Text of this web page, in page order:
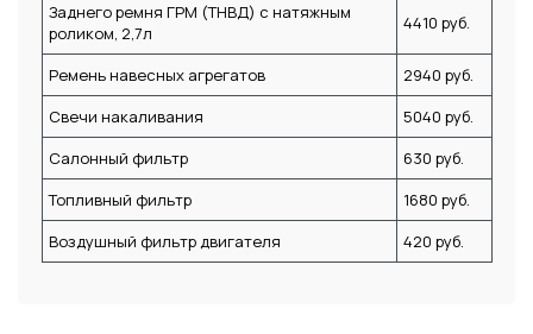
Заднего ремня ГРМ (ТНВД) с натяжным
роликом, 2,7л
4410 руб.
Ремень навесных агрегатов
2940 руб.
Свечи накаливания
5040 руб.
Салонный фильтр
630 руб.
Топливный фильтр
1680 руб.
Воздушный фильтр двигателя
420 руб.